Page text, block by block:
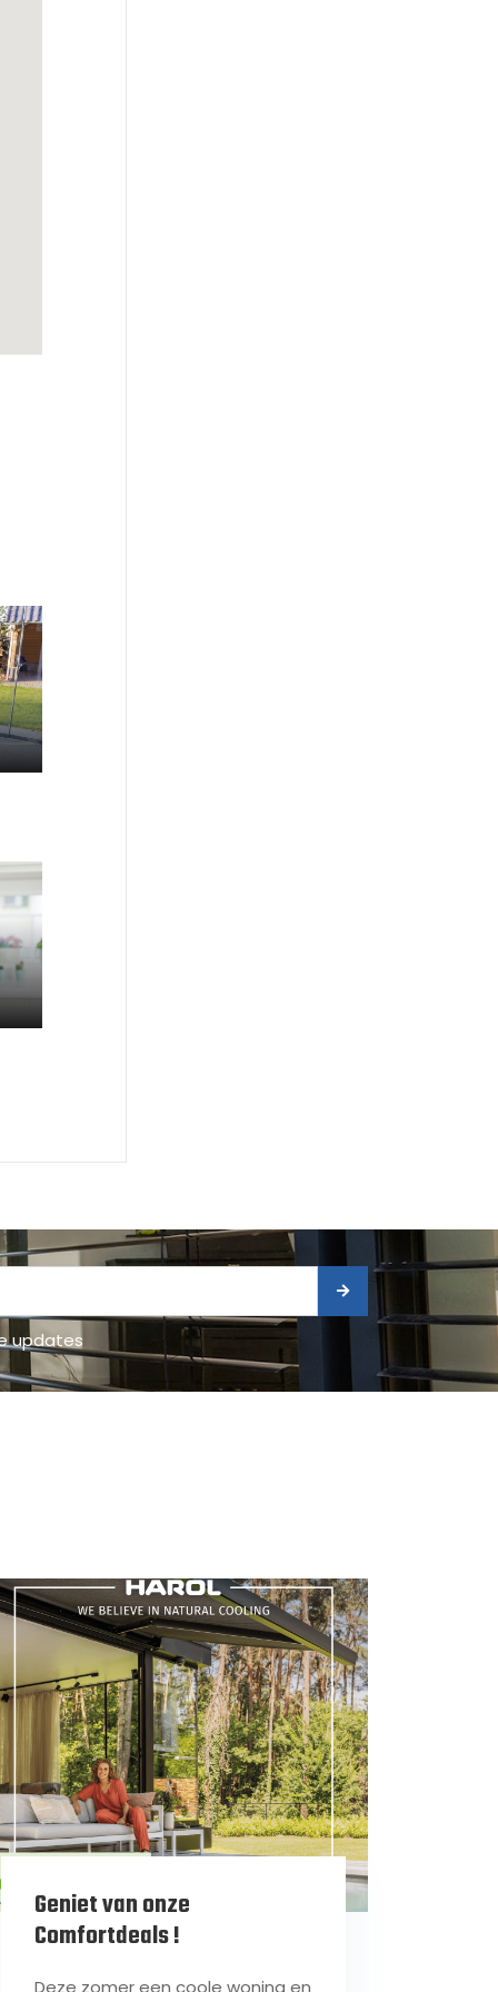
updates
Geniet van onze
Comfortdeals !
Deze zomer een coole woning en